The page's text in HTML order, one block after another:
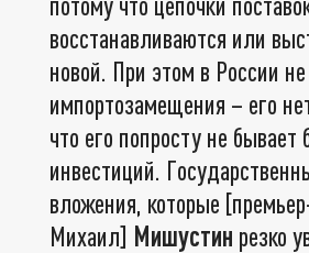
восстанавливаются или
новой. При этом в России
импортозамещения – его
что его попросту не бывает
инвестиций.
вложения, которые
Михаил] Мишустин резко